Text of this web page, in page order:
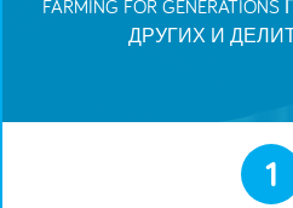
FARMING FOR
ДРУГИХ И
1